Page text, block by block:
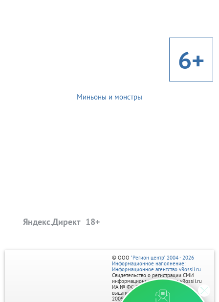
6+
Миньоны и монстры
Яндекс.Директ
© ООО "Регион центр" 2004 - 2026
Информационное наполнение:
Информационное агентство vRossii.ru
Свидетельство о регистрации СМИ
информационного агентства vRossii.ru
ИА № ФС 77‑35502
выдано РОСКОМНАДЗОРом 04 марта
2009г.